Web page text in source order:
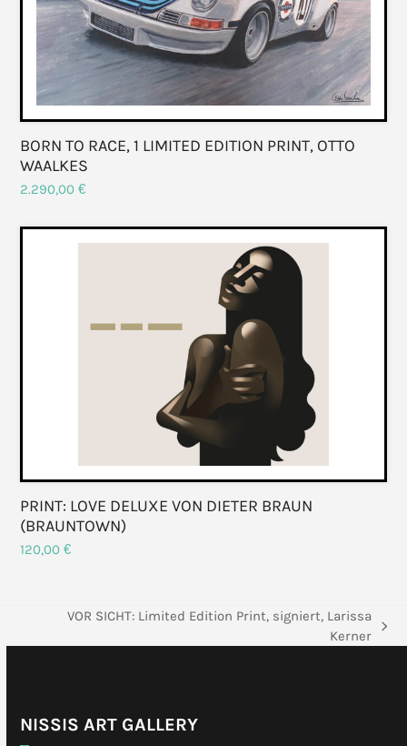
BORN TO RACE, 1 LIMITED EDITION PRINT, OTTO
WAALKES
2.290,00€
PRINT: LOVE DELUXE VON DIETER BRAUN
(BRAUNTOWN)
120,00€
VOR SICHT: Limited Edition Print, signiert, Larissa
Kerner
NISSIS ART GALLERY